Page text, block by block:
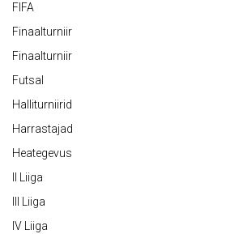
FIFA
Finaalturniir
Finaalturniir
Futsal
Halliturniirid
Harrastajad
Heategevus
II Liiga
III Liiga
IV Liiga